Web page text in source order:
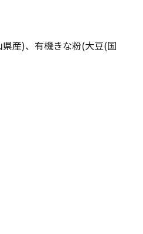
産)、有機きな粉(大豆(国